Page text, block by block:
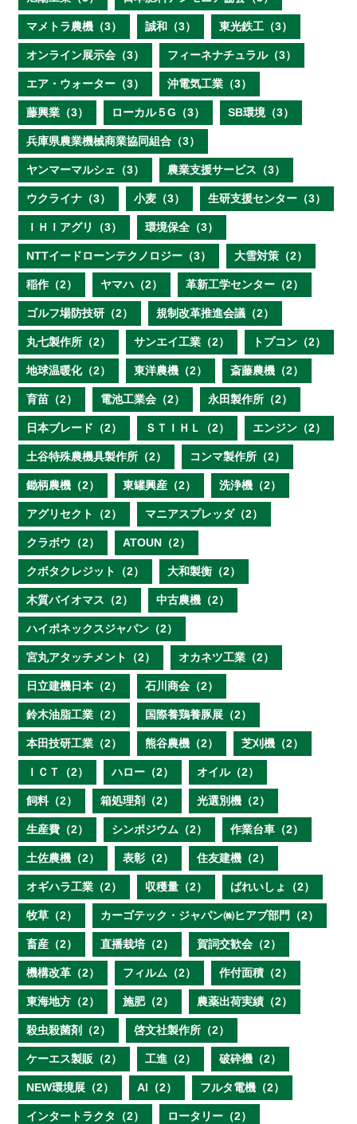
マメトラ農機（3） 誠和（3） 東光鉄工（3）
オンライン展示会（3） フィーネナチュラル（3）
エア・ウォーター（3） 沖電気工業（3）
藤興業（3） ローカル５G（3） SB環境（3）
兵庫県農業機械商業協同組合（3）
ヤンマーマルシェ（3） 農業支援サービス（3）
ウクライナ（3） 小麦（3） 生研支援センター（3）
ＩＨＩアグリ（3） 環境保全（3）
NTTイードローンテクノロジー（3） 大雪対策（2）
稲作（2） ヤマハ（2） 革新工学センター（2）
ゴルフ場防技研（2） 規制改革推進会議（2）
丸七製作所（2） サンエイ工業（2） トプコン（2）
地球温暖化（2） 東洋農機（2） 斎藤農機（2）
育苗（2） 電池工業会（2） 永田製作所（2）
日本ブレード（2） ＳＴＩＨＬ（2） エンジン（2）
土谷特殊農機具製作所（2） コンマ製作所（2）
鋤柄農機（2） 東罐興産（2） 洗浄機（2）
アグリセクト（2） マニアスプレッダ（2）
クラボウ（2） ATOUN（2）
クボタクレジット（2） 大和製衡（2）
木質バイオマス（2） 中古農機（2）
ハイポネックスジャパン（2）
宮丸アタッチメント（2） オカネツ工業（2）
日立建機日本（2） 石川商会（2）
鈴木油脂工業（2） 国際養鶏養豚展（2）
本田技研工業（2） 熊谷農機（2） 芝刈機（2）
ＩＣＴ（2） ハロー（2） オイル（2）
飼料（2） 箱処理剤（2） 光選別機（2）
生産費（2） シンポジウム（2） 作業台車（2）
土佐農機（2） 表彰（2） 住友建機（2）
オギハラ工業（2） 収穫量（2） ばれいしょ（2）
牧草（2） カーゴテック・ジャパン㈱ヒアブ部門（2）
畜産（2） 直播栽培（2） 賀詞交歓会（2）
機構改革（2） フィルム（2） 作付面積（2）
東海地方（2） 施肥（2） 農薬出荷実績（2）
殺虫殺菌剤（2） 啓文社製作所（2）
ケーエス製販（2） 工進（2） 破砕機（2）
NEW環境展（2） AI（2） フルタ電機（2）
インタートラクタ（2） ロータリー（2）